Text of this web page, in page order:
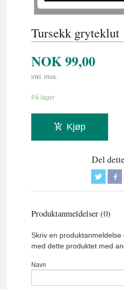
Tursekk gryteklut
NOK99,00
inkl. mva.
På lager
Kjøp
Del
Produktanmeldelser (0)
Skriv en
med dette produktet med
Navn